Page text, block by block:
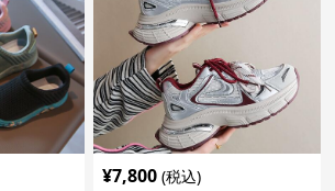
¥7,800 (税込)